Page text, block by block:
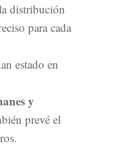
distribución
para cada
estado en
y
prevé el